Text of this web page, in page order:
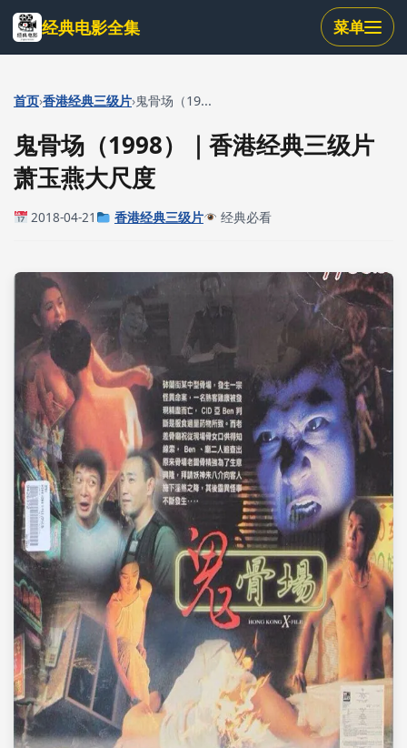
跳
到
主
内
经典电影全集 菜单
首页›香港经典三级片›鬼骨场（19...
鬼骨场（1998）｜香港经典三级片
萧玉燕大尺度
2018-04-21 香港经典三级片 经典必看